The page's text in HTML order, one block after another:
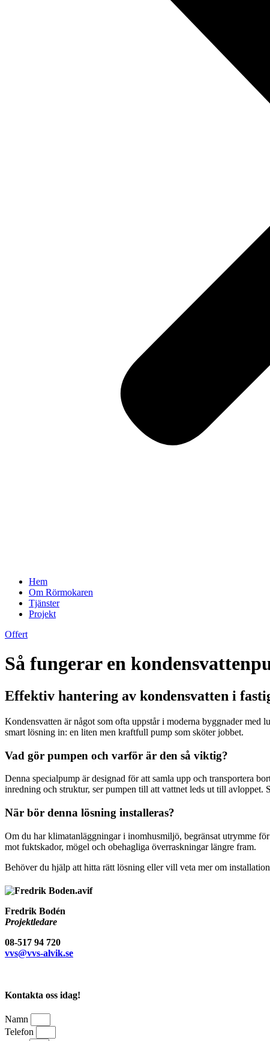
Hem
Om Rörmokaren
Tjänster
Projekt
Offert
Så fungerar en
Effektiv hantering av kondensvatten i
Kondensvatten är något som ofta uppstår i moderna byggnader
smart lösning in: en liten men kraftfull pump som sköter jobbet.
Vad gör pumpen och varför är den så viktig?
Denna specialpump är designad för att samla upp och transportera
inredning och struktur, ser pumpen till att vattnet leds ut till
När bör denna lösning installeras?
Om du har klimatanläggningar i inomhusmiljö, begränsat utrymme
mot fuktskador, mögel och obehagliga överraskningar längre fram.
Behöver du hjälp att hitta rätt lösning eller vill veta mer om
Fredrik Bodén
Projektledare
08-517 94 720
vvs@vvs-alvik.se
Kontakta oss idag!
Namn
Telefon